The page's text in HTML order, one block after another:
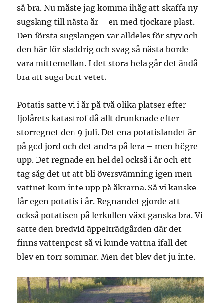
så bra. Nu måste jag komma ihåg att skaffa ny
sugslang till nästa år – en med tjockare plast.
Den första sugslangen var alldeles för styv och
den här för sladdrig och svag så nästa borde
vara mittemellan. I det stora hela går det ändå
bra att suga bort vetet.
Potatis satte vi i år på två olika platser efter
fjolårets katastrof då allt drunknade efter
storregnet den 9 juli. Det ena potatislandet är
på god jord och det andra på lera – men högre
upp. Det regnade en hel del också i år och ett
tag såg det ut att bli översvämning igen men
vattnet kom inte upp på åkrarna. Så vi kanske
får egen potatis i år. Regnandet gjorde att
också potatisen på lerkullen växt ganska bra. Vi
satte den bredvid äppelträdgården där det
finns vattenpost så vi kunde vattna ifall det
blev en torr sommar. Men det blev det ju inte.